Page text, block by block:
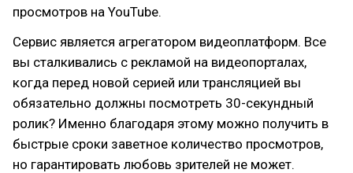
просмотров на YouTube.
Сервис является агрегатором видеоплатформ. Все
вы сталкивались с рекламой на видеопорталах,
когда перед новой серией или трансляцией вы
обязательно должны посмотреть 30-секундный
ролик? Именно благодаря этому можно получить в
быстрые сроки заветное количество просмотров,
но гарантировать любовь зрителей не может.